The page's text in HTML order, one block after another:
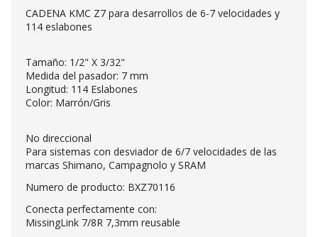
CADENA KMC Z7 para desarrollos de 6-7 velocidades y
114 eslabones
Tamaño: 1/2" X 3/32"
Medida del pasador: 7 mm
Longitud: 114 Eslabones
Color: Marrón/Gris
No direccional
Para sistemas con desviador de 6/7 velocidades de las
marcas Shimano, Campagnolo y SRAM
Numero de producto: BXZ70116
Conecta perfectamente con:
MissingLink 7/8R 7,3mm reusable